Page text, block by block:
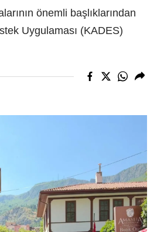
önemli başlıklarından
Uygulaması (KADES)